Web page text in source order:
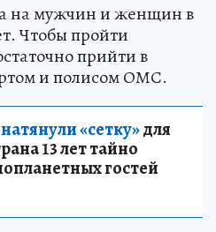
на мужчин и женщин в
Чтобы пройти
прийти в
и полисом ОМС.
«сетку»для
13 лет тайно
гостей